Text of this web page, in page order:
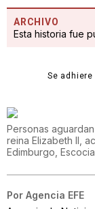
ARCHIVO
Esta historia fue
Se
Personas
reina Elizabeth II,
Edimburgo,
Por Agencia EFE